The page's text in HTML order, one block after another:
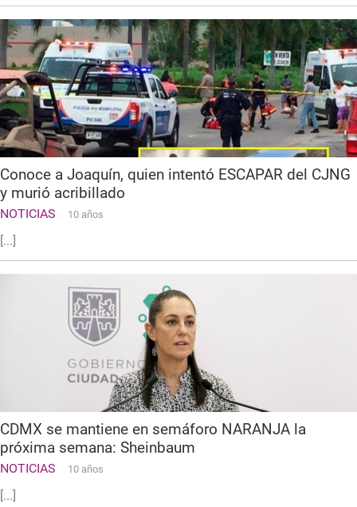
Conoce a Joaquín, quien intentó ESCAPAR del CJNG
y murió acribillado
NOTICIAS 10 años
[...]
CDMX se mantiene en semáforo NARANJA la
próxima semana: Sheinbaum
NOTICIAS 10 años
[...]